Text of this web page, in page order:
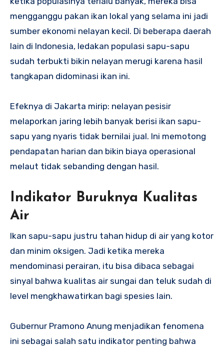
mengganggu pakan ikan lokal yang selama ini jadi
sumber ekonomi nelayan kecil. Di beberapa daerah
lain di Indonesia, ledakan populasi sapu-sapu
sudah terbukti bikin nelayan merugi karena hasil
tangkapan didominasi ikan ini.
Efeknya di Jakarta mirip: nelayan pesisir
melaporkan jaring lebih banyak berisi ikan sapu-
sapu yang nyaris tidak bernilai jual. Ini memotong
pendapatan harian dan bikin biaya operasional
melaut tidak sebanding dengan hasil.
Indikator Buruknya Kualitas
Air
Ikan sapu-sapu justru tahan hidup di air yang kotor
dan minim oksigen. Jadi ketika mereka
mendominasi perairan, itu bisa dibaca sebagai
sinyal bahwa kualitas air sungai dan teluk sudah di
level mengkhawatirkan bagi spesies lain.
Gubernur Pramono Anung menjadikan fenomena
ini sebagai salah satu indikator penting bahwa